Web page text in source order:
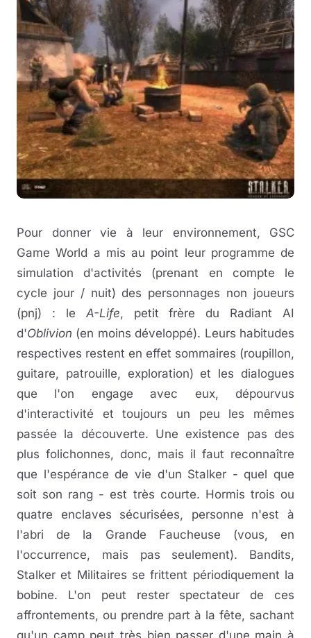
Pour donner vie à leur environnement, GSC
Game World a mis au point leur programme de
simulation d'activités (prenant en compte le
cycle jour / nuit) des personnages non joueurs
(pnj) : le A-Life, petit frère du Radiant AI
d'Oblivion (en moins développé). Leurs habitudes
respectives restent en effet sommaires (roupillon,
guitare, patrouille, exploration) et les dialogues
que l'on engage avec eux, dépourvus
d'interactivité et toujours un peu les mêmes
passée la découverte. Une existence pas des
plus folichonnes, donc, mais il faut reconnaître
que l'espérance de vie d'un Stalker - quel que
soit son rang - est très courte. Hormis trois ou
quatre enclaves sécurisées, personne n'est à
l'abri de la Grande Faucheuse (vous, en
l'occurrence, mais pas seulement). Bandits,
Stalker et Militaires se frittent périodiquement la
bobine. L'on peut rester spectateur de ces
affrontements, ou prendre part à la fête, sachant